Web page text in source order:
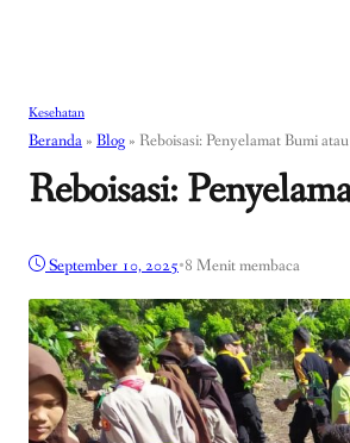
Kesehatan
Beranda » Blog » Reboisasi: Penyelamat Bumi
Reboisasi:
September 10, 2025•8 Menit membaca